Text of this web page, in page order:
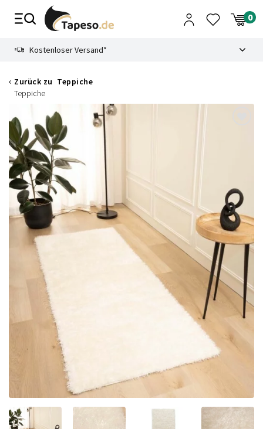
Zusammenbruch
Kostenloser Versand*
Zurück zu Teppiche
Teppiche